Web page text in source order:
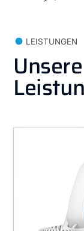
LEISTUNGEN